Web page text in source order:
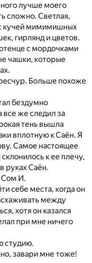
лучше моего
сложно. Светлая,
кучей мимимишных
гирлянд и цветов.
с мордочками
чашки, которые
Больше похоже
бездумно
все же следил за
тень вышла
вплотную к Саён. Я
Самое настоящее
к ее плечу,
руках Саён.
Сом И.
себе места, когда он
между
хотя он казался
при мне ничего
студию.
завари мне тоже!